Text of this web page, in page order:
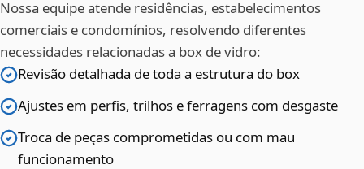
Nossa equipe atende residências, estabelecimentos
comerciais e condomínios, resolvendo diferentes
necessidades relacionadas a box de vidro:
Revisão detalhada de toda a estrutura do box
Ajustes em perfis, trilhos e ferragens com desgaste
Troca de peças comprometidas ou com mau
funcionamento